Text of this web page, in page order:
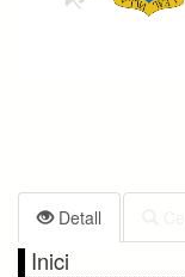
Detall
Inici